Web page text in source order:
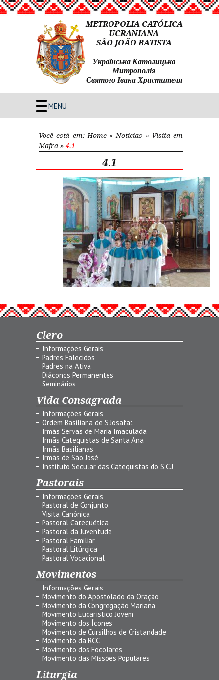
METROPOLIA CATÓLICA
UCRANIANA
SÃO JOÃO BATISTA
Українська Католицька
Митрополія
Святого Івана Христителя
MENU
Você está em: Home» Noticias » Visita em
Mafra » 4.1
4.1
Clero
Informações Gerais
Padres Falecidos
Padres na Ativa
Diáconos Permanentes
Seminários
Vida Consagrada
Informações Gerais
Ordem Basiliana de S.Josafat
Irmãs Servas de Maria Imaculada
Irmãs Catequistas de Santa Ana
Irmãs Basilianas
Irmãs de São José
Instituto Secular das Catequistas do S.C.J
Pastorais
Informações Gerais
Pastoral de Conjunto
Visita Canônica
Pastoral Catequética
Pastoral da Juventude
Pastoral Familiar
Pastoral Litúrgica
Pastoral Vocacional
Movimentos
Informações Gerais
Movimento do Apostolado da Oração
Movimento da Congregação Mariana
Movimento Eucarístico Jovem
Movimento dos Ícones
Movimento de Cursilhos de Cristandade
Movimento da RCC
Movimento dos Focolares
Movimento das Missões Populares
Liturgia